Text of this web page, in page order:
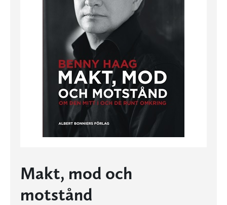
Makt, mod och
motstånd